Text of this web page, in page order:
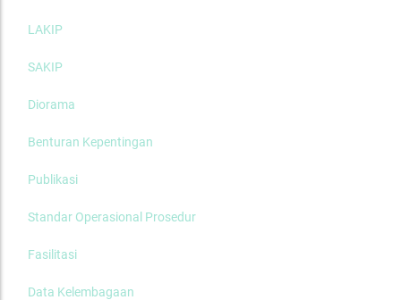
LAKIP
SAKIP
Diorama
Benturan Kepentingan
Publikasi
Standar Operasional Prosedur
Fasilitasi
Data Kelembagaan